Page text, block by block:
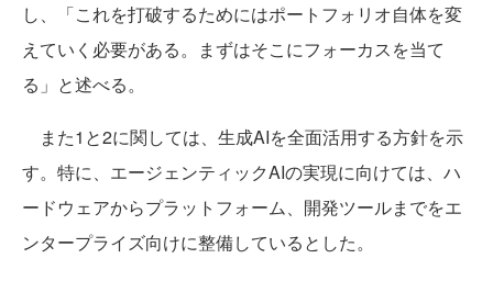
し、「これを打破するためにはポートフォリオ自体を変
えていく必要がある。まずはそこにフォーカスを当て
る」と述べる。
また1と2に関しては、生成AIを全面活用する方針を示
す。特に、エージェンティックAIの実現に向けては、ハ
ードウェアからプラットフォーム、開発ツールまでをエ
ンタープライズ向けに整備しているとした。